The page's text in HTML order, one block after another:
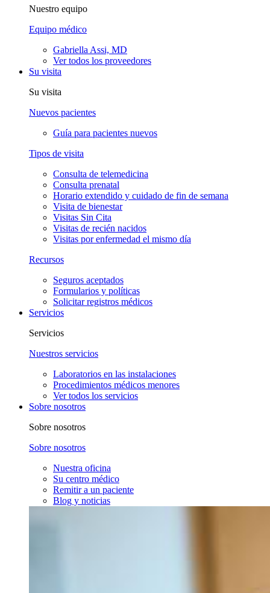
Nuestro equipo
Equipo médico
Gabriella Assi, MD
Ver todos los proveedores
Su visita
Su visita
Nuevos pacientes
Guía para pacientes nuevos
Tipos de visita
Consulta de telemedicina
Consulta prenatal
Horario extendido y cuidado de fin de semana
Visita de bienestar
Visitas Sin Cita
Visitas de recién nacidos
Visitas por enfermedad el mismo día
Recursos
Seguros aceptados
Formularios y políticas
Solicitar registros médicos
Servicios
Servicios
Nuestros servicios
Laboratorios en las instalaciones
Procedimientos médicos menores
Ver todos los servicios
Sobre nosotros
Sobre nosotros
Sobre nosotros
Nuestra oficina
Su centro médico
Remitir a un paciente
Blog y noticias